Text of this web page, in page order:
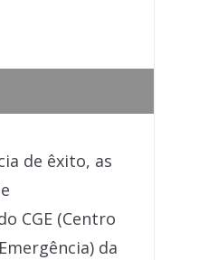
de êxito, as
CGE (Centro
da